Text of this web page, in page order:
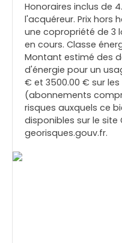
Honoraires inclus de
l'acquéreur. Prix hors
une copropriété de 3
en cours. Classe
Montant estimé des
d'énergie pour un
€ et 3500.00 € sur les
(abonnements
risques auxquels ce
disponibles sur le site
georisques.gouv.fr.